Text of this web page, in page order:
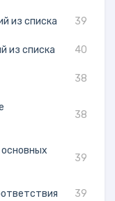
из списка 39
из списка 40
38
38
39
39